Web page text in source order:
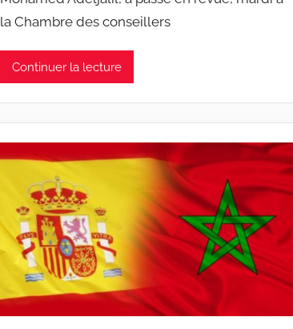
la Chambre des conseillers
Continuer la lecture